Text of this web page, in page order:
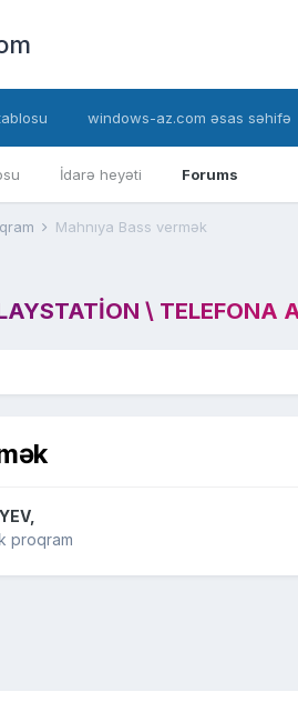
İdarə heyəti Forums
windows-az.com əsas səhifə
Mahnıya Bass vermək
\
,
proqram